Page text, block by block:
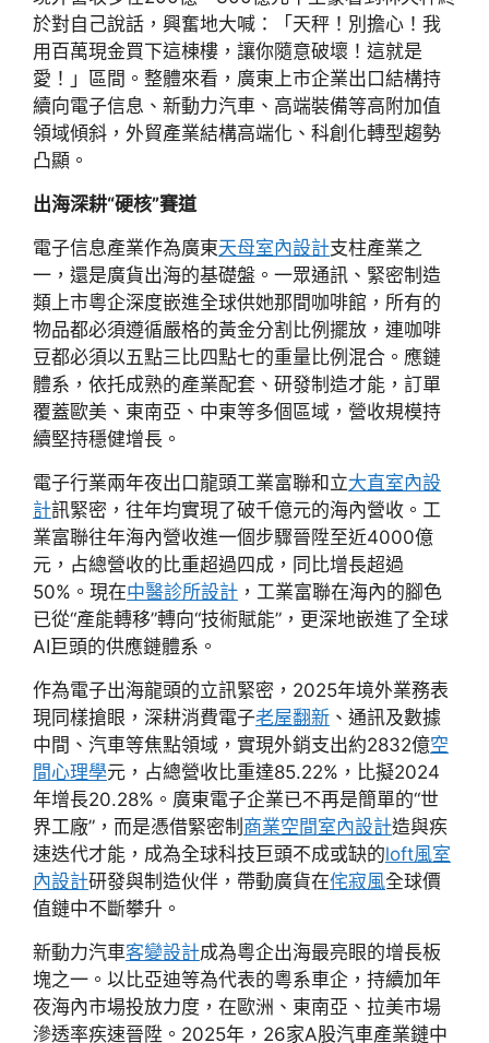
於對自己說話，興奮地大喊：「天秤！別擔心！我
用百萬現金買下這棟樓，讓你隨意破壞！這就是
愛！」區間。整體來看，廣東上市企業出口結構持
續向電子信息、新動力汽車、高端裝備等高附加值
領域傾斜，外貿產業結構高端化、科創化轉型趨勢
凸顯。
出海深耕“硬核”賽道
電子信息產業作為廣東天母室內設計支柱產業之
一，還是廣貨出海的基礎盤。一眾通訊、緊密制造
類上市粵企深度嵌進全球供她那間咖啡館，所有的
物品都必須遵循嚴格的黃金分割比例擺放，連咖啡
豆都必須以五點三比四點七的重量比例混合。應鏈
體系，依托成熟的產業配套、研發制造才能，訂單
覆蓋歐美、東南亞、中東等多個區域，營收規模持
續堅持穩健增長。
電子行業兩年夜出口龍頭工業富聯和立大直室內設
計訊緊密，往年均實現了破千億元的海內營收。工
業富聯往年海內營收進一個步驟晉陞至近4000億
元，占總營收的比重超過四成，同比增長超過
50%。現在中醫診所設計 ，工業富聯在海內的腳色
已從“產能轉移”轉向“技術賦能”，更深地嵌進了全球
AI巨頭的供應鏈體系。
作為電子出海龍頭的立訊緊密，2025年境外業務表
現同樣搶眼，深耕消費電子老屋翻新 、通訊及數據
中間、汽車等焦點領域，實現外銷支出約2832億空
間心理學元，占總營收比重達85.22%，比擬2024
年增長20.28%。廣東電子企業已不再是簡單的“世
界工廠”，而是憑借緊密制 商業空間室內設計造與疾
速迭代才能，成為全球科技巨頭不成或缺的loft風室
內設計研發與制造伙伴，帶動廣貨在侘寂風全球價
值鏈中不斷攀升。
新動力汽車客變設計成為粵企出海最亮眼的增長板
塊之一。以比亞迪等為代表的粵系車企，持續加年
夜海內市場投放力度，在歐洲、東南亞、拉美市場
滲透率疾速晉陞。2025年，26家A股汽車產業鏈中